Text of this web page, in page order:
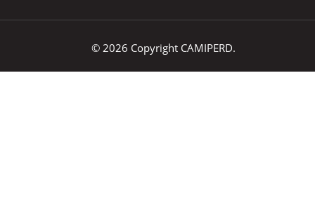
© 2026 Copyright CAMIPERD.